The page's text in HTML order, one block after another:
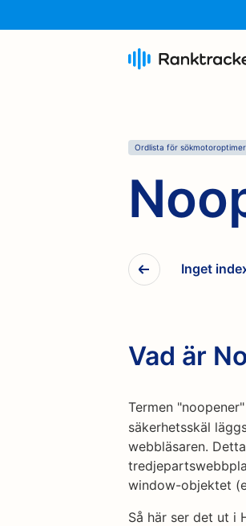
Ordlista för
Inget
Vad är
Termen
säkerhetsskäl
webbläsaren.
window-objektet
Så här ser det ut i